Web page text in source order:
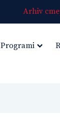
Arhiv
Programi